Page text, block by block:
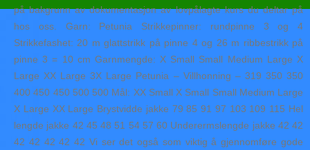
på bakgrunn av dokumentasjon av lovpålagte kurs du deltar på
hos oss. Garn: Petunia Strikkepinner: rundpinne 3 og 4
Strikkefashet: 20 m glattstrikk på pinne 4 og 26 m ribbestrikk på
pinne 3 = 10 cm Garnmengde: X Small Small Medium Large X
Large XX Large 3X Large Petunia – Villhonning – 319 350 350
400 450 450 500 500 Mål: XX Small X Small Small Medium Large
X Large XX Large Brystvidde jakke 79 85 91 97 103 109 115 Hel
lengde jakke 42 45 48 51 54 57 60 Underermslengde jakke 42 42
42 42 42 42 42 Vi ser det også som viktig å gjennomføre gode